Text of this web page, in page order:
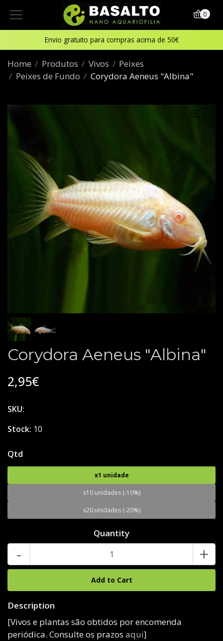
Envio gratuito para compras acima de 50€
0
Home Produtos Vivos
Peixes
Peixes de Fundo
Corydora Aeneus "Albina"
Corydora Aeneus "Albina"
2,95€
SKU:
Stock: 10
Qtd
x1 unidade
x10 unidades (-10%)
x20 unidades (-20%)
Quantity
- +
Description
[Vivos e plantas são obtidos por encomenda
periódica. Consulte os prazos aqui]